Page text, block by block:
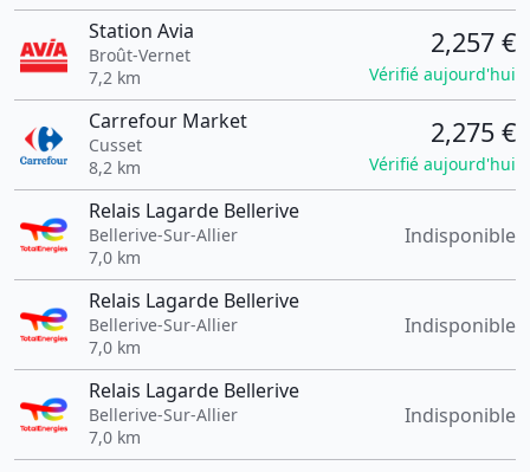
Station Avia
Broût-Vernet
7,2 km
2,257 €
Vérifié aujourd'hui
Carrefour Market
Cusset
8,2 km
2,275 €
Vérifié aujourd'hui
Relais Lagarde Bellerive
Bellerive-Sur-Allier
7,0 km
Indisponible
Relais Lagarde Bellerive
Bellerive-Sur-Allier
7,0 km
Indisponible
Relais Lagarde Bellerive
Bellerive-Sur-Allier
7,0 km
Indisponible